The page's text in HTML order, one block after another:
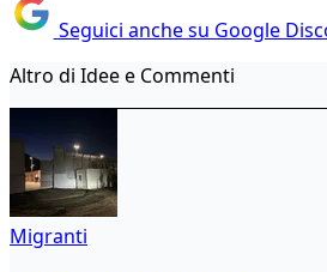
Seguici anche su Google
Altro di Idee e Commenti
Migranti